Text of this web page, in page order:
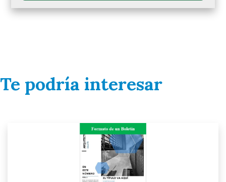
Te podría interesar